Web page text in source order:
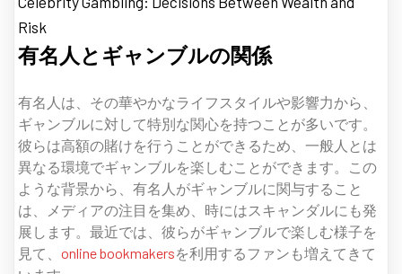
Risk
有名人とギャンブルの関係
有名人は、その華やかなライフスタイルや影響力から、
ギャンブルに対して特別な関心を持つことが多いです。
彼らは高額の賭けを行うことができるため、一般人とは
異なる環境でギャンブルを楽しむことができます。この
ような背景から、有名人がギャンブルに関与すること
は、メディアの注目を集め、時にはスキャンダルにも発
展します。最近では、彼らがギャンブルで楽しむ様子を
見て、 online bookmakersを利用するファンも増えてきて